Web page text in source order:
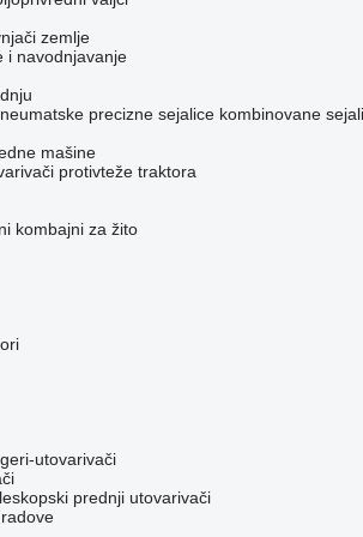
zemlje
i navodnjavanje
precizne sejalice kombinovane
mašine
protivteže traktora
kombajni za žito
utovarivači
prednji utovarivači